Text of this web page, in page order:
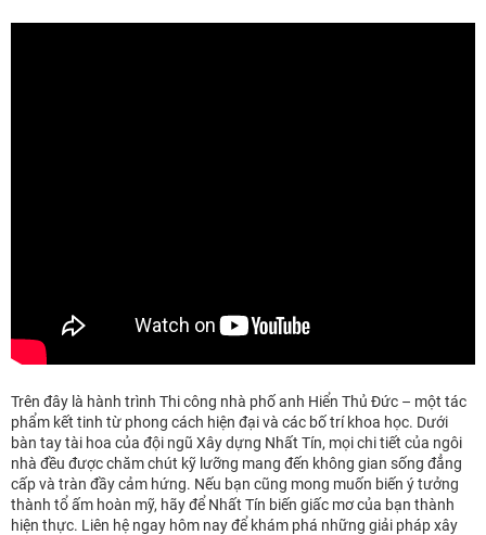
Trên đây là hành trình Thi công nhà phố anh Hiển Thủ Đức – một tác
phẩm kết tinh từ phong cách hiện đại và các bố trí khoa học. Dưới
bàn tay tài hoa của đội ngũ Xây dựng Nhất Tín, mọi chi tiết của ngôi
nhà đều được chăm chút kỹ lưỡng mang đến không gian sống đẳng
cấp và tràn đầy cảm hứng. Nếu bạn cũng mong muốn biến ý tưởng
thành tổ ấm hoàn mỹ, hãy để Nhất Tín biến giấc mơ của bạn thành
hiện thực. Liên hệ ngay hôm nay để khám phá những giải pháp xây